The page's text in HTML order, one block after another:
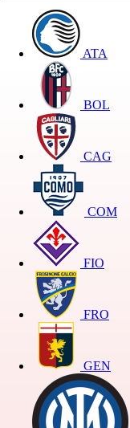
ATA
BOL
CAG
COM
FIO
FRO
GEN